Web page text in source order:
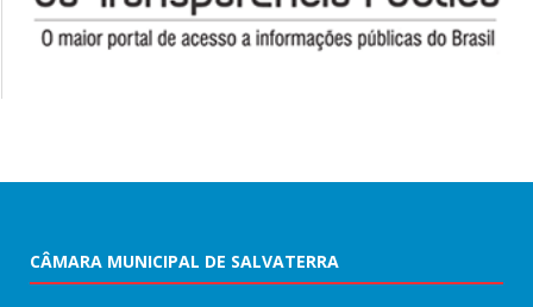
CÂMARA MUNICIPAL DE SALVATERRA